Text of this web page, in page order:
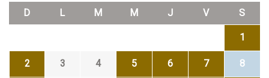
D L M M J V S
1
2 3 4 5 6 7 8